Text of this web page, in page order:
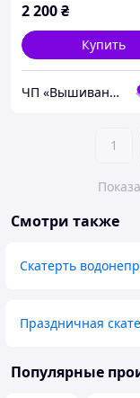
2 200₴
Купить
ЧП «Вышиванка»
1
Смотри также
Скатерть
Праздничная
Популярные